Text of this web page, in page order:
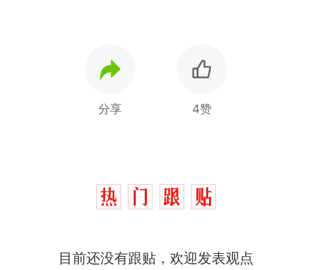
分享 4赞
目前还没有跟贴，欢迎发表观点